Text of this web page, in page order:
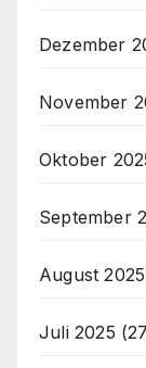
Dezember
November
Oktober
September
August 2025
Juli 2025